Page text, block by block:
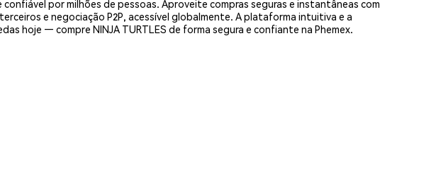
por milhões de pessoas. Aproveite compras seguras e instantâneas com
e negociação P2P, acessível globalmente. A plataforma intuitiva e a
hoje — compre NINJA TURTLES de forma segura e confiante na Phemex.